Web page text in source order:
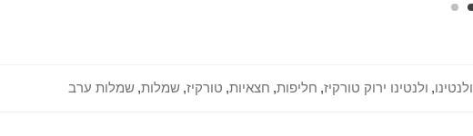
ולנטינו, ולנטינו ירוק טורקיז, חליפות, חצאיות, טורקיז, שמלות, שמלות ערב